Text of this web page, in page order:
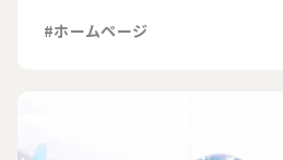
#ホームページ